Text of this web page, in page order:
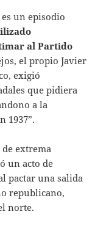
un episodio
al Partido
el propio Javier
exigió
que pidiera
a la
1937”.
extrema
un acto de
pactar una salida
republicano,
norte.